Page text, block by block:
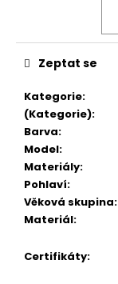
Kategorie:
(Kategorie):
Barva:
Model:
Materiály:
Pohlaví:
Věková skupina:
Materiál:
Certifikáty:
Zeptat se